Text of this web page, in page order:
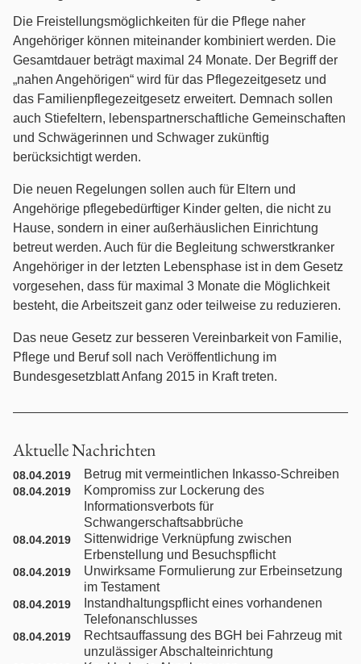
Jugendstrafrecht
Kaufrecht
Kündigungsschutzrecht
Maklerrecht
Medienrecht
Mitbestimmungs- / Betriebsverfassungsrecht
Nachbarrecht
Ordnungswidrigkeiten / Bußgeldrecht
Presserecht
Schadensersatzrecht
Scheidungsrecht
Türkisches Handelsrecht
Türkisches Wirtschaftsrecht
Türkisches Zivilrecht
Die Freistellungsmöglichkeiten für die Pflege naher
Angehöriger können miteinander kombiniert werden. Die
Gesamtdauer beträgt maximal 24 Monate. Der Begriff der
„nahen Angehörigen“ wird für das Pflegezeitgesetz und
das Familienpflegezeitgesetz erweitert. Demnach sollen
auch Stiefeltern, lebenspartnerschaftliche Gemeinschaften
und Schwägerinnen und Schwager zukünftig
berücksichtigt werden.
Die neuen Regelungen sollen auch für Eltern und
Angehörige pflegebedürftiger Kinder gelten, die nicht zu
Hause, sondern in einer außerhäuslichen Einrichtung
betreut werden. Auch für die Begleitung schwerstkranker
Angehöriger in der letzten Lebensphase ist in dem Gesetz
vorgesehen, dass für maximal 3 Monate die Möglichkeit
besteht, die Arbeitszeit ganz oder teilweise zu reduzieren.
Das neue Gesetz zur besseren Vereinbarkeit von Familie,
Pflege und Beruf soll nach Veröffentlichung im
Bundesgesetzblatt Anfang 2015 in Kraft treten.
Aktuelle Nachrichten
08.04.2019 Betrug mit vermeintlichen Inkasso-Schreiben
08.04.2019
Kompromiss zur Lockerung des
Informationsverbots für
Schwangerschaftsabbrüche
08.04.2019
Sittenwidrige Verknüpfung zwischen
Erbenstellung und Besuchspflicht
08.04.2019
Unwirksame Formulierung zur Erbeinsetzung
im Testament
08.04.2019
Instandhaltungspflicht eines vorhandenen
Telefonanschlusses
08.04.2019
Rechtsauffassung des BGH bei Fahrzeug mit
unzulässiger Abschalteinrichtung